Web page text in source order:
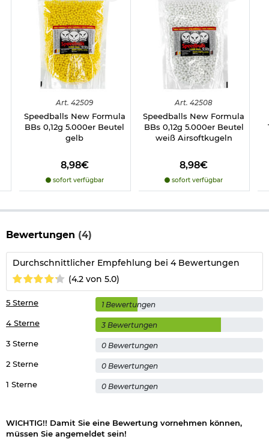
Farbe: schwarz
Kaliber: 6mm BB (0,12g empfohlen)
System: Springer - Federdruck (Einzelschuss)
Material: ABS- / Metallteile
Magazinkapazität: 12 Schuss
Gewicht: ca. 550 g
Länge: ca. 224 mm
Maßstab: 1/1
Energie: unter 0,5 Joule
Umgang mit Softairwaffen unter 0,5 Joule
Achtung: Nicht für Kinder unter 14 Jahren ohne Aufsicht eines
Erwachsenen geeignet. Es gelten nicht die
Sicherheitsrichtlinien für Spielzeug.
Art. 42509
Speedballs New Formula
BBs 0,12g 5.000er Beutel
gelb
8,98€
sofort verfügbar
Art. 42508
Speedballs New Formula
BBs 0,12g 5.000er Beutel
weiß Airsoftkugeln
8,98€
sofort verfügbar
Bewertungen (4)
Durchschnittlicher Empfehlung bei 4 Bewertungen
(4.2 von 5.0)
1 Sterne 0 Bewertungen
2 Sterne 0 Bewertungen
3 Sterne 0 Bewertungen
4 Sterne 3 Bewertungen
5 Sterne 1 Bewertungen
WICHTIG!! Damit Sie eine Bewertung vornehmen können,
müssen Sie angemeldet sein!